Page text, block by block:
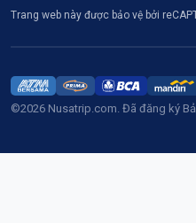
Trang web này được bảo vệ bởi
©2026 Nusatrip.com. Đã đăng ký